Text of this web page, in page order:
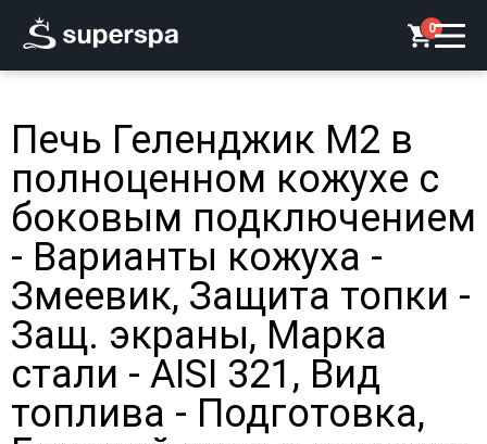
0
Печь Геленджик М2 в
полноценном кожухе с
боковым подключением
- Варианты кожуха -
Змеевик, Защита топки -
Защ. экраны, Марка
стали - AISI 321, Вид
топлива - Подготовка,